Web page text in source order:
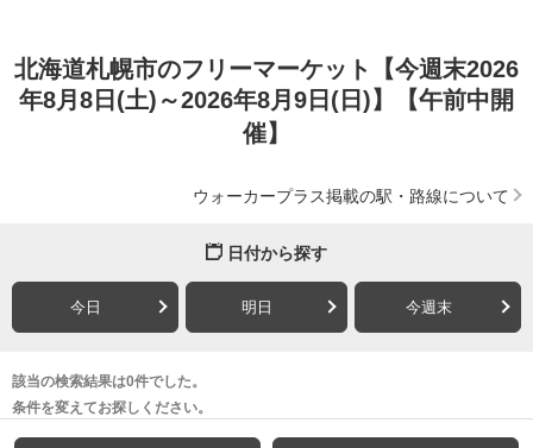
北海道札幌市のフリーマーケット【今週末2026
年8月8日(土)～2026年8月9日(日)】【午前中開
催】
ウォーカープラス掲載の駅・路線について
日付から探す
今日 明日 今週末
該当の検索結果は0件でした。
条件を変えてお探しください。